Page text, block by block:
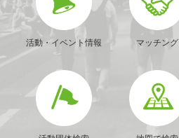
活動・イベント情報 マッチング